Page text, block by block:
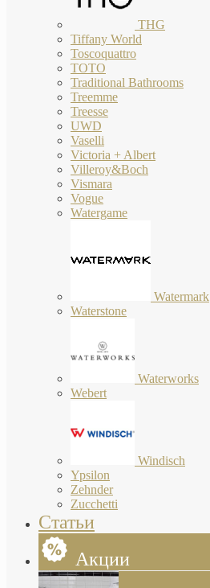
THG
Tiffany World
Toscoquattro
TOTO
Traditional Bathrooms
Treemme
Treesse
UWD
Vaselli
Victoria + Albert
Villeroy&Boch
Vismara
Vogue
Watergame
Watermark
Waterstone
Waterworks
Webert
Windisch
Ypsilon
Zehnder
Zucchetti
Статьи
Акции